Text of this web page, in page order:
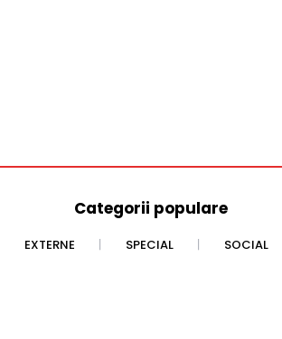
Categorii populare
EXTERNE SPECIAL SOCIAL